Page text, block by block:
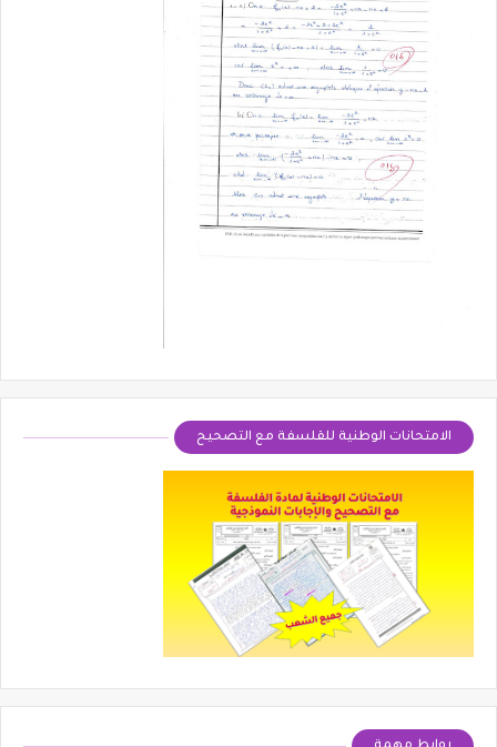
الامتحانات الوطنية للقلسفة مع التصحيح